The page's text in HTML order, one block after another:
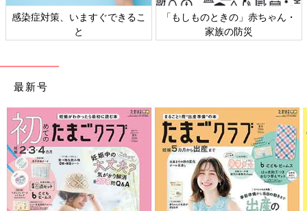
「もしものときの」赤ちゃん・
家族の防災
日本外来小児科学会リーフレッ
ト検討会
最新号